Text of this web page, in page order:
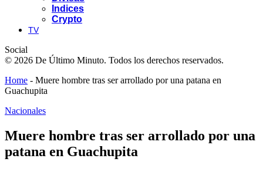
Indices
Crypto
TV
Social
© 2026 De Último Minuto. Todos los derechos reservados.
Home - Muere hombre tras ser arrollado por una patana en
Guachupita
Nacionales
Muere hombre tras ser arrollado por una
patana en Guachupita